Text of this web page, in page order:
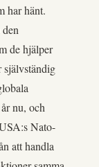
har hänt.
de hjälper
självständig
nu, och
Nato-
att handla